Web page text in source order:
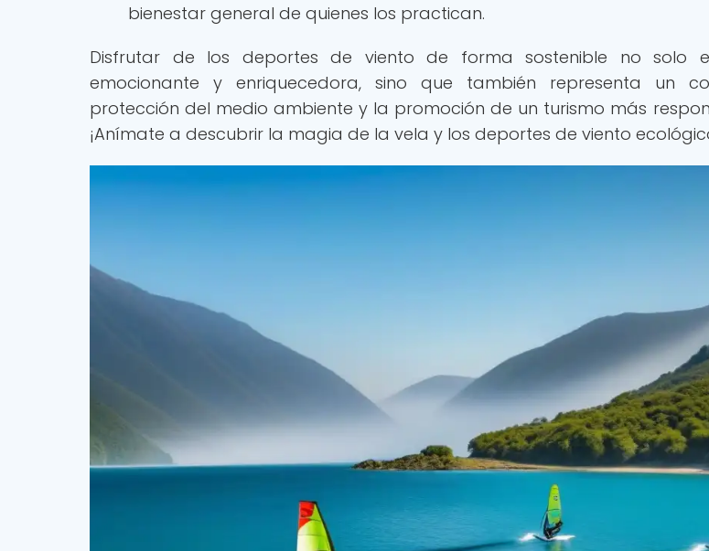
bienestar general de quienes los practican.
Disfrutar de los deportes de viento de forma sostenible no solo
emocionante y enriquecedora, sino que también representa un
protección del medio ambiente y la promoción de un turismo más
¡Anímate a descubrir la magia de la vela y los deportes de viento